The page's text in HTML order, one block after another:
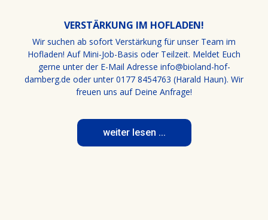
VERSTÄRKUNG IM HOFLADEN!
Wir suchen ab sofort Verstärkung für unser Team im
Hofladen! Auf Mini-Job-Basis oder Teilzeit. Meldet Euch
gerne unter der E-Mail Adresse info@bioland-hof-
damberg.de oder unter 0177 8454763 (Harald Haun). Wir
freuen uns auf Deine Anfrage!
weiter lesen ...